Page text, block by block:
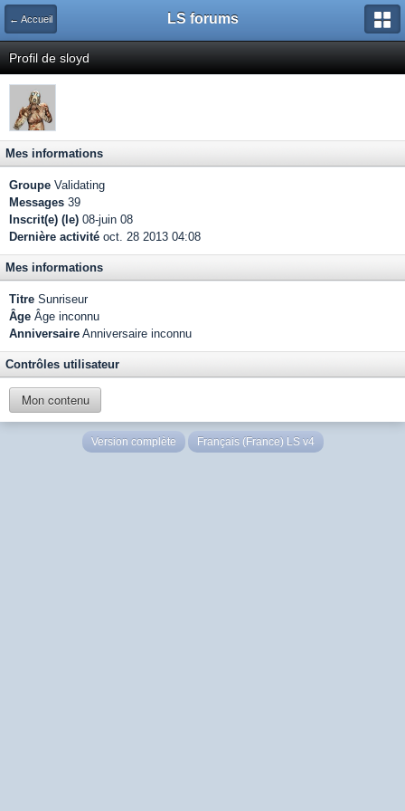
← Accueil LS forums
Profil de sloyd
Mes informations
Groupe Validating
Messages 39
Inscrit(e) (le) 08-juin 08
Dernière activité oct. 28 2013 04:08
Mes informations
Titre Sunriseur
Âge Âge inconnu
Anniversaire Anniversaire inconnu
Contrôles utilisateur
Mon contenu
Version complète Français (France) LS v4